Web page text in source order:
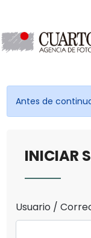
Antes de
INICIAR
Usuario /